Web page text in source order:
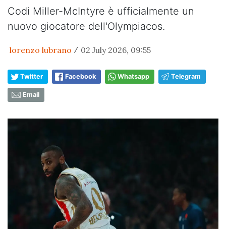
Codi Miller-McIntyre è ufficialmente un
nuovo giocatore dell'Olympiacos.
lorenzo lubrano / 02 July 2026, 09:55
Twitter Facebook Whatsapp Telegram
Email